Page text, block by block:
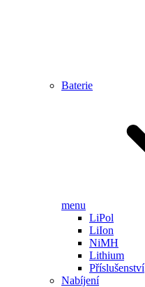
Baterie
menu
LiPol
LiIon
NiMH
Lithium
Příslušenství
Nabíjení